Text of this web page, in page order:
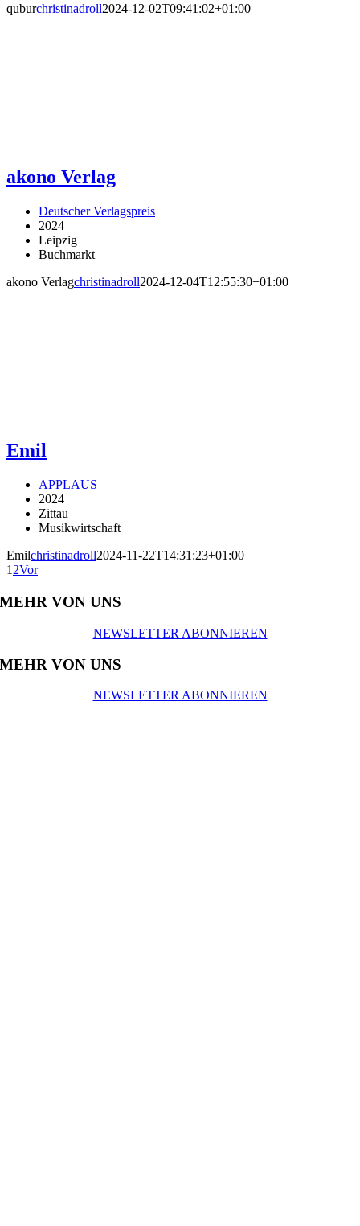
quburchristinadroll2024-12-02T09:41:02+01:00
akono Verlag
Deutscher Verlagspreis
2024
Leipzig
Buchmarkt
akono Verlagchristinadroll2024-12-04T12:55:30+01:00
Emil
APPLAUS
2024
Zittau
Musikwirtschaft
Emilchristinadroll2024-11-22T14:31:23+01:00
1 2Vor
MEHR VON UNS
NEWSLETTER ABONNIEREN
MEHR VON UNS
NEWSLETTER ABONNIEREN